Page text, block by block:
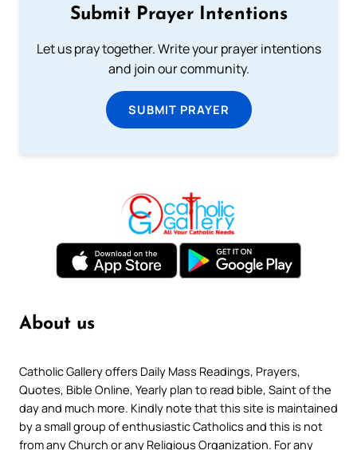
Submit Prayer Intentions
Let us pray together. Write your prayer intentions
and join our community.
SUBMIT PRAYER
About us
Catholic Gallery offers Daily Mass Readings, Prayers,
Quotes, Bible Online, Yearly plan to read bible, Saint of the
day and much more. Kindly note that this site is maintained
by a small group of enthusiastic Catholics and this is not
from any Church or any Religious Organization. For any